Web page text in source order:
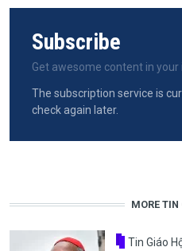
Subscribe
Get awesome content in your
The subscription service is
check again later.
MORE TIN
Tin Giáo